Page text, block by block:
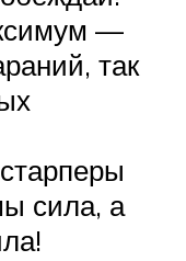
—
так
сила, а